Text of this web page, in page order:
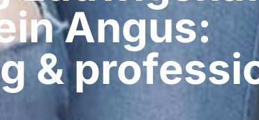
Angus:
&